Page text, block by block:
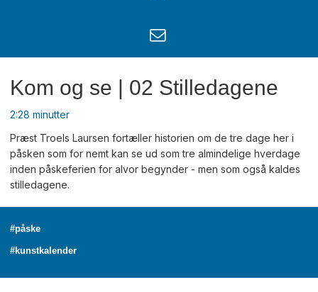
Kom og se | 02 Stilledagene
2:28 minutter
Præst Troels Laursen fortæller historien om de tre dage her i
påsken som for nemt kan se ud som tre almindelige hverdage
inden påskeferien for alvor begynder - men som også kaldes
stilledagene.
#påske
#kunstkalender